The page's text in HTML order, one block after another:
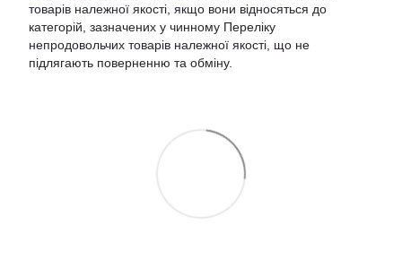
товарів належної якості, якщо вони відносяться до
категорій, зазначених у чинному Переліку
непродовольчих товарів належної якості, що не
підлягають поверненню та обміну.